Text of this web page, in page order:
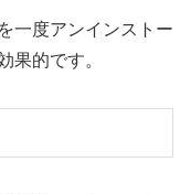
一度アンインストー
果的です。